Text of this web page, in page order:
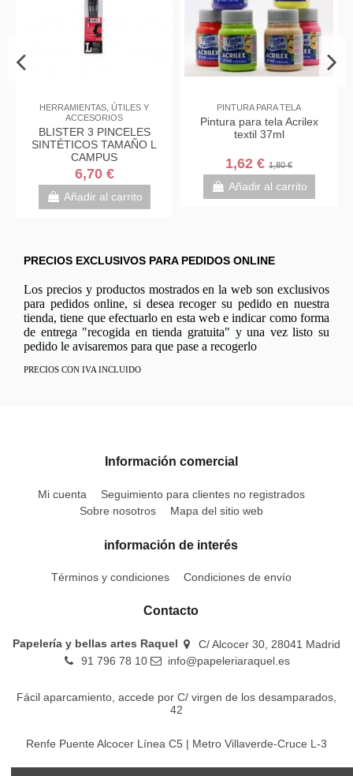
HERRAMIENTAS, ÚTILES Y
ACCESORIOS
BLISTER 3 PINCELES
SINTÉTICOS TAMAÑO L
CAMPUS
6,70 €
Añadir al carrito
PINTURA PARA TELA
Pintura para tela Acrilex
textil 37ml
1,62 € 1,80 €
Añadir al carrito
PRECIOS EXCLUSIVOS PARA PEDIDOS ONLINE
Los precios y productos mostrados en la web son exclusivos
para pedidos online, si desea recoger su pedido en nuestra
tienda, tiene que efectuarlo en esta web e indicar como forma
de entrega "recogida en tienda gratuita" y una vez listo su
pedido le avisaremos para que pase a recogerlo
PRECIOS CON IVA INCLUIDO
Información comercial
Mi cuenta
Seguimiento para clientes no registrados
Sobre nosotros
Mapa del sitio web
información de interés
Términos y condiciones Condiciones de envío
Contacto
Papelería y bellas artes Raquel
C/ Alcocer 30, 28041 Madrid
91 796 78 10
info@papeleriaraquel.es
Fácil aparcamiento, accede por C/ virgen de los desamparados,
42
Renfe Puente Alcocer Línea C5 | Metro Villaverde-Cruce L-3